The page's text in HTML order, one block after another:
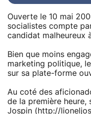
Ouverte le 10 mai
socialistes compte
candidat malheureux
Bien que moins
marketing politique,
sur sa plate-forme
Au coté des
de la première heure,
Jospin (http://